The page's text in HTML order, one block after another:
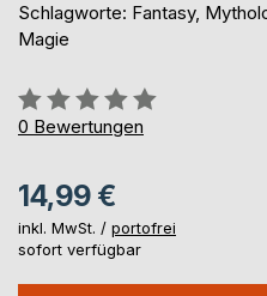
Schlagworte: Fantasy,
Magie
Bewertung::
0%
0 Bewertungen
14,99 €
inkl. MwSt. / portofrei
sofort verfügbar